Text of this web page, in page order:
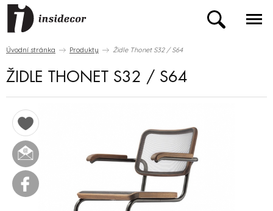
Úvodní stránka Produkty Židle Thonet S32 / S64
ŽIDLE THONET S32 / S64